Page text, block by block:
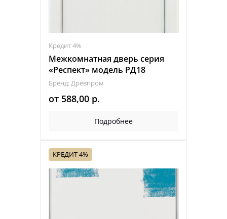
Кредит 4%
Межкомнатная дверь серия
«Респект» модель РД18
Бренд: Древпром
от 588,00 р.
Подробнее
КРЕДИТ 4%